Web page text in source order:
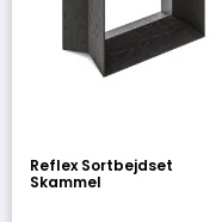
Reflex Sortbejdset
Skammel